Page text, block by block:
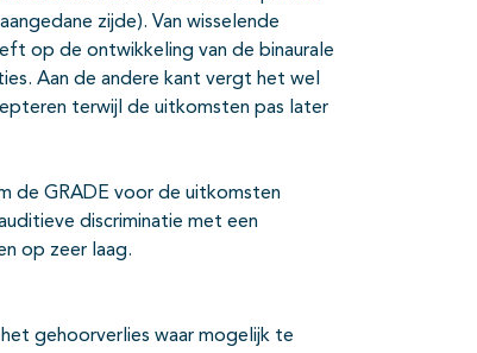
zijde). Van wisselende
op de ontwikkeling van de binaurale
Aan de andere kant vergt het wel
terwijl de uitkomsten pas later
de GRADE voor de uitkomsten
discriminatie met een
op zeer laag.
gehoorverlies waar mogelijk te